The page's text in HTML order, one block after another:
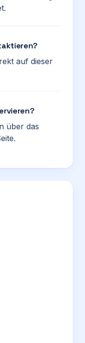
auf dieser
über das